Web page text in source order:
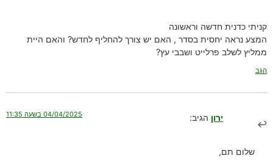
קניתי כדנית חדשה וראשונה
המצע נראה יחסית בסדר , האם יש צורך להחליף לחדש? והאם היית
ממליץ לשלב פרלייט ושבבי עץ?
הגב
ירון הגיב: 04/04/2025 בשעה 11:35
שלום תם,